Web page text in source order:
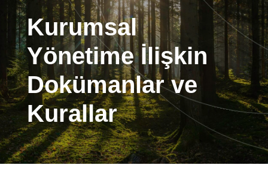
Kurumsal
Yönetime İlişkin
Dokümanlar ve
Kurallar